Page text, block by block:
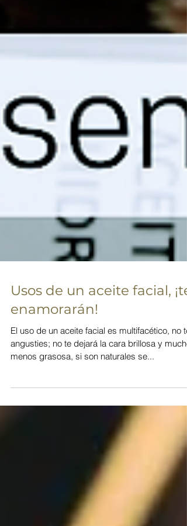
Usos de un aceite facial, ¡te
enamorarán!
El uso de un aceite facial es multifacético, no te
menos grasosa, si son naturales se...